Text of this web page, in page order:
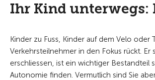
Ihr Kind unterwegs:
Kinder zu Fuss, Kinder auf dem Velo
Verkehrsteilnehmer in den Fokus rückt.
erschliessen, ist ein wichtiger Bestandteil
Autonomie finden. Vermutlich sind Sie